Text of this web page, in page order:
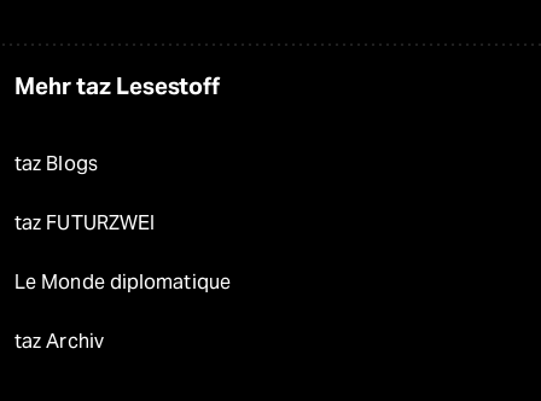
Mehr taz Lesestoff
taz Blogs
taz FUTURZWEI
Le Monde diplomatique
taz Archiv